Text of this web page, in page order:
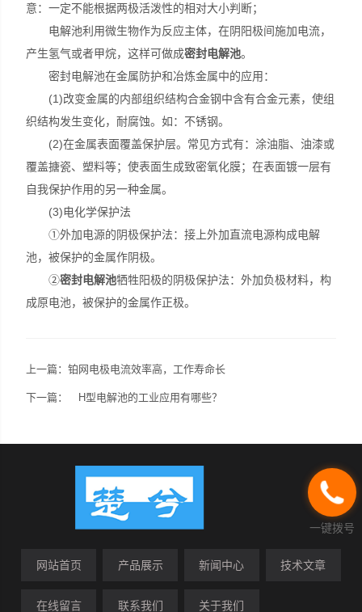
意：一定不能根据两极活泼性的相对大小判断；
电解池利用微生物作为反应主体，在阴阳极间施加电流，
产生氢气或者甲烷，这样可做成密封电解池。
密封电解池在金属防护和冶炼金属中的应用：
(1)改变金属的内部组织结构合金钢中含有合金元素，使组
织结构发生变化，耐腐蚀。如：不锈钢。
(2)在金属表面覆盖保护层。常见方式有：涂油脂、油漆或
覆盖搪瓷、塑料等；使表面生成致密氧化膜；在表面镀一层有
自我保护作用的另一种金属。
(3)电化学保护法
①外加电源的阴极保护法：接上外加直流电源构成电解
池，被保护的金属作阴极。
②密封电解池牺牲阳极的阴极保护法：外加负极材料，构
成原电池，被保护的金属作正极。
上一篇：铂网电极电流效率高，工作寿命长
下一篇： H型电解池的工业应用有哪些？
网站首页 产品展示 新闻中心 技术文章
在线留言 联系我们 关于我们
一键拨号